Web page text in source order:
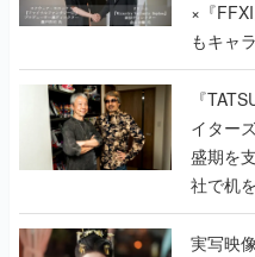
×『
もキャ
で作り
く
『
イター
盛期を
社で机
『
んだレ
実写映